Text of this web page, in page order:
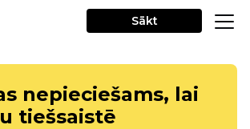
Sākt
nepieciešams, lai
tiešsaistē